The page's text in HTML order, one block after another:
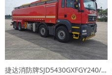
捷达消防牌SJD5430GXFGY240/SDA供液消防车